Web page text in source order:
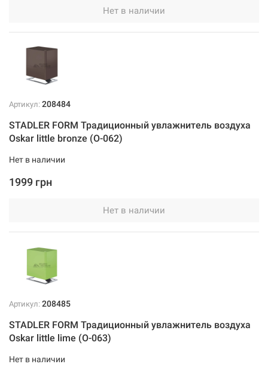
Нет в наличии
Артикул: 208484
STADLER FORM Традиционный увлажнитель воздуха
Oskar little bronze (O-062)
Нет в наличии
1999 грн
Нет в наличии
Артикул: 208485
STADLER FORM Традиционный увлажнитель воздуха
Oskar little lime (O-063)
Нет в наличии